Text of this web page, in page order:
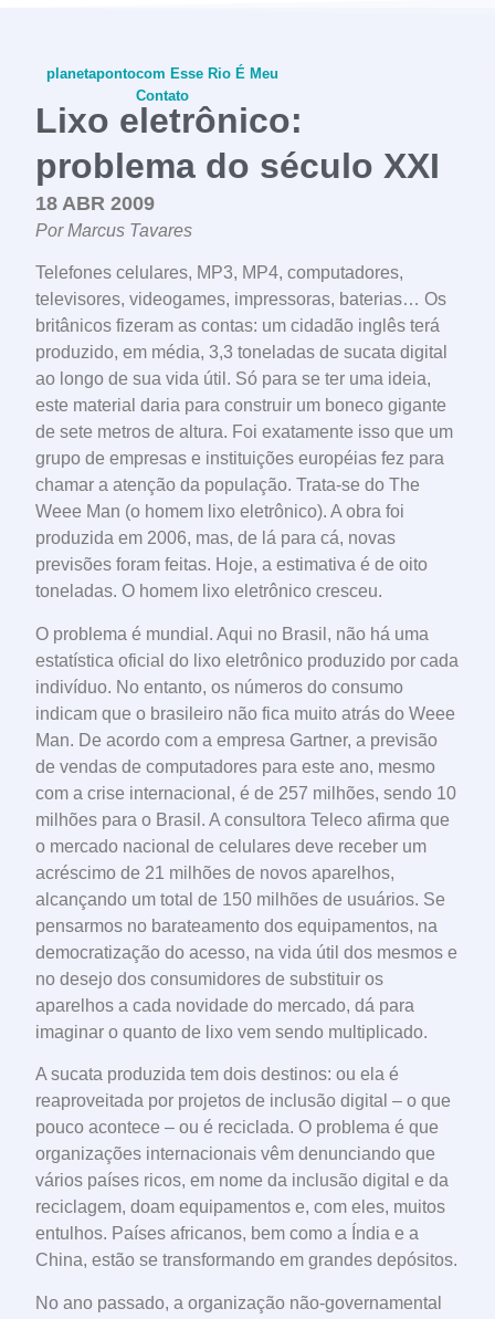
planetapontocom Esse Rio É Meu
Contato
Lixo eletrônico:
problema do século XXI
18 ABR 2009
Por Marcus Tavares
Telefones celulares, MP3, MP4, computadores,
televisores, videogames, impressoras, baterias… Os
britânicos fizeram as contas: um cidadão inglês terá
produzido, em média, 3,3 toneladas de sucata digital
ao longo de sua vida útil. Só para se ter uma ideia,
este material daria para construir um boneco gigante
de sete metros de altura. Foi exatamente isso que um
grupo de empresas e instituições européias fez para
chamar a atenção da população. Trata-se do The
Weee Man (o homem lixo eletrônico). A obra foi
produzida em 2006, mas, de lá para cá, novas
previsões foram feitas. Hoje, a estimativa é de oito
toneladas. O homem lixo eletrônico cresceu.
O problema é mundial. Aqui no Brasil, não há uma
estatística oficial do lixo eletrônico produzido por cada
indivíduo. No entanto, os números do consumo
indicam que o brasileiro não fica muito atrás do Weee
Man. De acordo com a empresa Gartner, a previsão
de vendas de computadores para este ano, mesmo
com a crise internacional, é de 257 milhões, sendo 10
milhões para o Brasil. A consultora Teleco afirma que
o mercado nacional de celulares deve receber um
acréscimo de 21 milhões de novos aparelhos,
alcançando um total de 150 milhões de usuários. Se
pensarmos no barateamento dos equipamentos, na
democratização do acesso, na vida útil dos mesmos e
no desejo dos consumidores de substituir os
aparelhos a cada novidade do mercado, dá para
imaginar o quanto de lixo vem sendo multiplicado.
A sucata produzida tem dois destinos: ou ela é
reaproveitada por projetos de inclusão digital – o que
pouco acontece – ou é reciclada. O problema é que
organizações internacionais vêm denunciando que
vários países ricos, em nome da inclusão digital e da
reciclagem, doam equipamentos e, com eles, muitos
entulhos. Países africanos, bem como a Índia e a
China, estão se transformando em grandes depósitos.
No ano passado, a organização não-governamental